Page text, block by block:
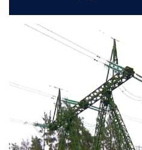
сьогодні, 16:00